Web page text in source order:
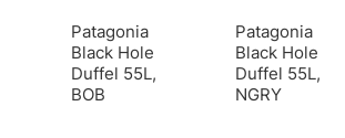
Patagonia
Black Hole
Duffel 55L,
BOB
Patagonia
Black Hole
Duffel 55L,
NGRY